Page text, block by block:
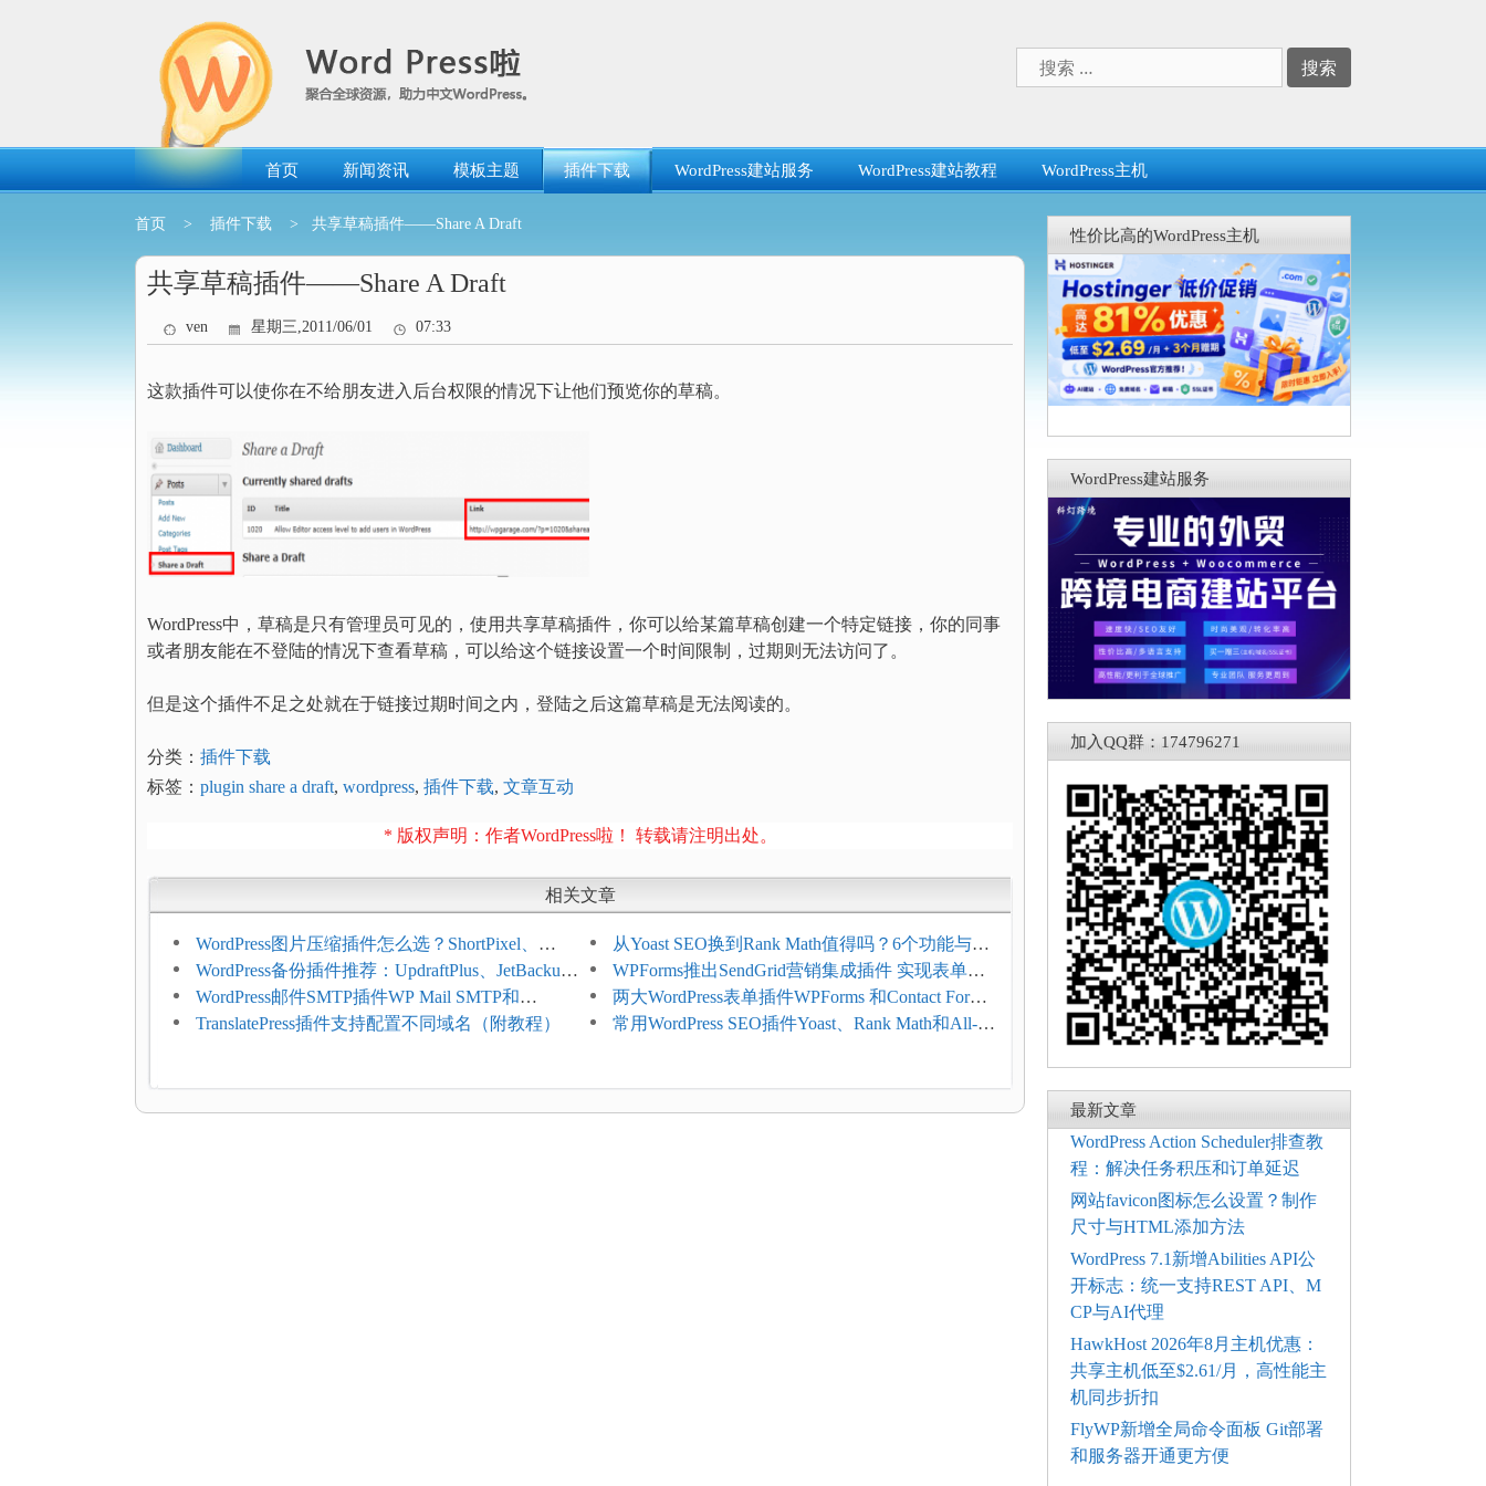
索：
首页 新闻资讯 模板主题 插件下载 WordPress建站服务 WordPress建站教程 WordPress主机
首页 > 插件下载 > 共享草稿插件——Share A Draft
共享草稿插件——Share A Draft
ven 星期三,2011/06/01 07:33
这款插件可以使你在不给朋友进入后台权限的情况下让他们预览你的草稿。
WordPress中，草稿是只有管理员可见的，使用共享草稿插件，你可以给某篇草稿创建一个特定链接，你的同事
或者朋友能在不登陆的情况下查看草稿，可以给这个链接设置一个时间限制，过期则无法访问了。
但是这个插件不足之处就在于链接过期时间之内，登陆之后这篇草稿是无法阅读的。
分类： 插件下载
标签： plugin share a draft, wordpress, 插件下载, 文章互动
* 版权声明：作者WordPress啦！ 转载请注明出处。
相关文章
WordPress图片压缩插件怎么选？ShortPixel、
Imagify、Smush和EWWW全面对比
从Yoast SEO换到Rank Math值得吗？6个功能与切
换前检查清单
WordPress备份插件推荐：UpdraftPlus、JetBackup
和主机自动备份等方案
WPForms推出SendGrid营销集成插件 实现表单联
系人自动同步
WordPress邮件SMTP插件WP Mail SMTP和
FluentSMT对比评测
两大WordPress表单插件WPForms 和Contact Form 7
哪个好
TranslatePress插件支持配置不同域名（附教程）
常用WordPress SEO插件Yoast、Rank Math和All-in-
性价比高的WordPress主机
WordPress建站服务
加入QQ群：174796271
最新文章
WordPress Action Scheduler排查教
程：解决任务积压和订单延迟
网站favicon图标怎么设置？制作
尺寸与HTML添加方法
WordPress 7.1新增Abilities API公
开标志：统一支持REST API、M
CP与AI代理
HawkHost 2026年8月主机优惠：
共享主机低至$2.61/月，高性能主
机同步折扣
FlyWP新增全局命令面板 Git部署
和服务器开通更方便